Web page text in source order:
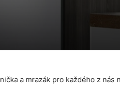
a mrazák pro každého z nás